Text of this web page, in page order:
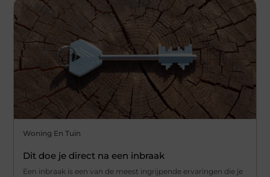
Woning En Tuin
Dit doe je direct na een inbraak
Een inbraak is een van de meest ingrijpende ervaringen die je